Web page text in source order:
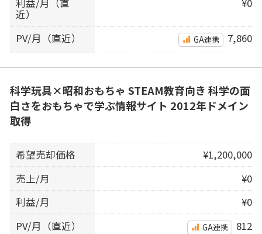
利益/月（直
近）
¥0
PV/月（直近） GA連携 7,860
科学玩具×昭和おもちゃ STEAM教育向き 科学の面
白さをおもちゃで学ぶ情報サイト 2012年ドメイン
取得
希望売却価格
¥1,200,000
売上/月
¥0
利益/月
¥0
PV/月（直近）
GA連携 812